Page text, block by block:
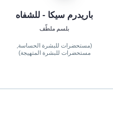
باريدرم سيكا - للشفاه
بلسم ملطّف
(مستحضرات للبشرة الحساسة,
مستحضرات للبشرة المتهيجة)